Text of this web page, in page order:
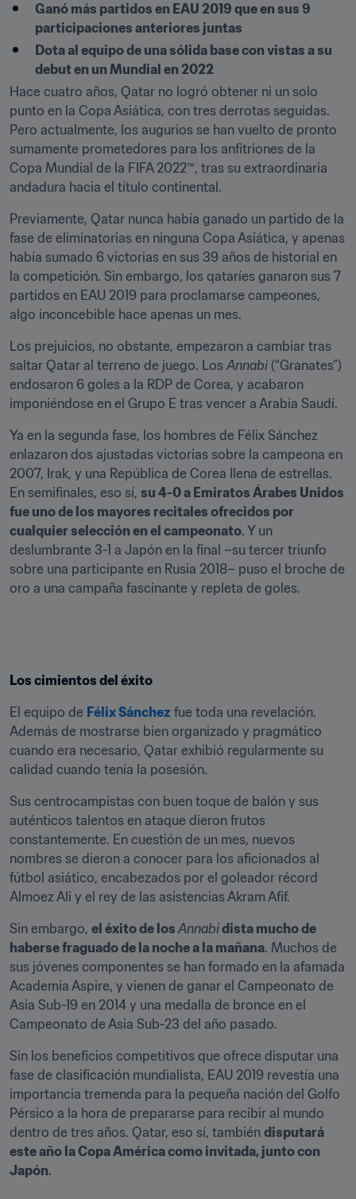
Ganó más partidos en EAU 2019 que en sus 9
participaciones anteriores juntas
Dota al equipo de una sólida base con vistas a su
debut en un Mundial en 2022
Hace cuatro años, Qatar no logró obtener ni un solo
punto en la Copa Asiática, con tres derrotas seguidas.
Pero actualmente, los augurios se han vuelto de pronto
sumamente prometedores para los anfitriones de la
Copa Mundial de la FIFA 2022™, tras su extraordinaria
andadura hacia el título continental.
Previamente, Qatar nunca había ganado un partido de la
fase de eliminatorias en ninguna Copa Asiática, y apenas
había sumado 6 victorias en sus 39 años de historial en
la competición. Sin embargo, los qataríes ganaron sus 7
partidos en EAU 2019 para proclamarse campeones,
algo inconcebible hace apenas un mes.
Los prejuicios, no obstante, empezaron a cambiar tras
saltar Qatar al terreno de juego. Los Annabi (“Granates”)
endosaron 6 goles a la RDP de Corea, y acabaron
imponiéndose en el Grupo E tras vencer a Arabia Saudí.
Ya en la segunda fase, los hombres de Félix Sánchez
enlazaron dos ajustadas victorias sobre la campeona en
2007, Irak, y una República de Corea llena de estrellas.
En semifinales, eso sí, su 4-0 a Emiratos Árabes Unidos
fue uno de los mayores recitales ofrecidos por
cualquier selección en el campeonato. Y un
deslumbrante 3-1 a Japón en la final –su tercer triunfo
sobre una participante en Rusia 2018– puso el broche de
oro a una campaña fascinante y repleta de goles.
Los cimientos del éxito
El equipo de Félix Sánchez fue toda una revelación.
Además de mostrarse bien organizado y pragmático
cuando era necesario, Qatar exhibió regularmente su
calidad cuando tenía la posesión.
Sus centrocampistas con buen toque de balón y sus
auténticos talentos en ataque dieron frutos
constantemente. En cuestión de un mes, nuevos
nombres se dieron a conocer para los aficionados al
fútbol asiático, encabezados por el goleador récord
Almoez Ali y el rey de las asistencias Akram Afif.
Sin embargo, el éxito de los Annabi dista mucho de
haberse fraguado de la noche a la mañana. Muchos de
sus jóvenes componentes se han formado en la afamada
Academia Aspire, y vienen de ganar el Campeonato de
Asia Sub-19 en 2014 y una medalla de bronce en el
Campeonato de Asia Sub-23 del año pasado.
Sin los beneficios competitivos que ofrece disputar una
fase de clasificación mundialista, EAU 2019 revestía una
importancia tremenda para la pequeña nación del Golfo
Pérsico a la hora de prepararse para recibir al mundo
dentro de tres años. Qatar, eso sí, también disputará
este año la Copa América como invitada, junto con
Japón.